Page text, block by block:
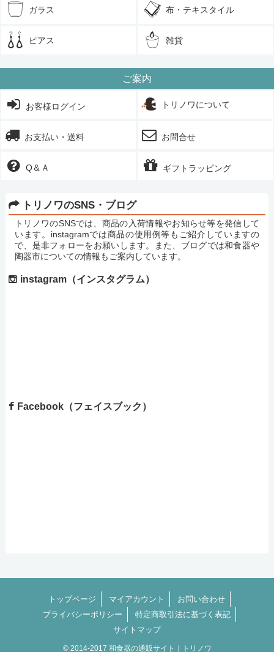
ガラス 布・テキスタイル
ピアス 雑貨
ご案内
お客様ログイン トリノワについて
お支払い・送料 お問合せ
Q＆Ａ ギフトラッピング
トリノワのSNS・ブログ
トリノワのSNSでは、商品の入荷情報やお知らせ等を発信して
います。instagramでは商品の使用例等もご紹介していますの
で、是非フォローをお願いします。また、ブログでは和食器や
陶器市についての情報もご案内しています。
instagram（インスタグラム）
Facebook（フェイスブック）
トップページ マイアカウント
お問い合わせ
プライバシーポリシー
特定商取引法に基づく表記
サイトマップ
© 2014-2017 和食器の通販サイト｜トリノワ